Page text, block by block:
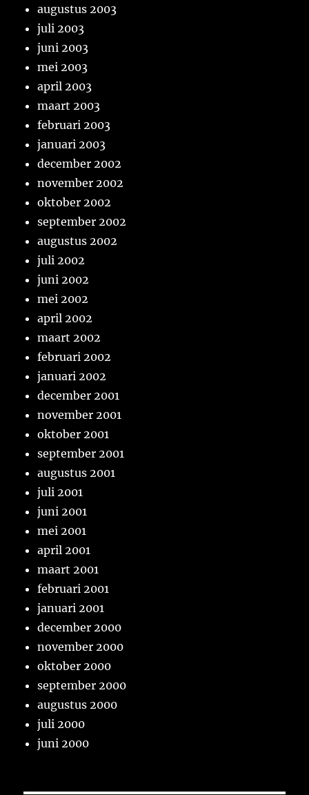
augustus 2003
juli 2003
juni 2003
mei 2003
april 2003
maart 2003
februari 2003
januari 2003
december 2002
november 2002
oktober 2002
september 2002
augustus 2002
juli 2002
juni 2002
mei 2002
april 2002
maart 2002
februari 2002
januari 2002
december 2001
november 2001
oktober 2001
september 2001
augustus 2001
juli 2001
juni 2001
mei 2001
april 2001
maart 2001
februari 2001
januari 2001
december 2000
november 2000
oktober 2000
september 2000
augustus 2000
juli 2000
juni 2000